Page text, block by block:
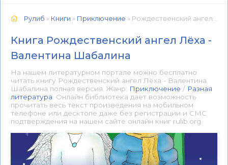
Рулиб » Книги » Приключение » Рождественский ангел Лёха - Валентина Шабалина 📕 - Книга онлайн бесплатно
Книга Рождественский ангел Лёха -
Валентина Шабалина
На нашем литературном портале можно бесплатно
читать книгу Рождественский ангел Лёха - Валентина
Шабалина полная версия. Жанр: Приключение / Разная
литература . Онлайн библиотека дает возможность
прочитать весь текст произведения на мобильном
телефоне или десктопе даже без регистрации и СМС
подтверждения на нашем сайте онлайн книг rulib.org.